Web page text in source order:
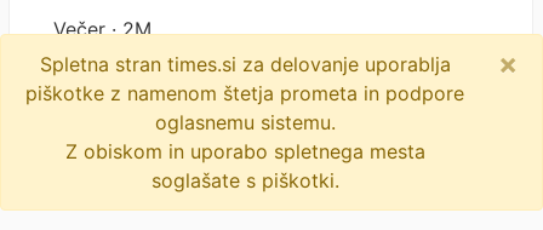
Večer · 2M
Spletna stran times.si za delovanje uporablja
piškotke z namenom štetja prometa in podpore
oglasnemu sistemu.
Z obiskom in uporabo spletnega mesta
soglašate s piškotki.
×
© 2009-2026 times.si